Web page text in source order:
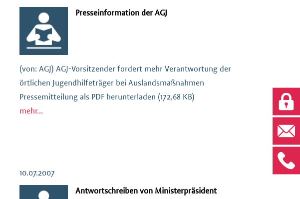
Presseinformation der AGJ
(von: AGJ) AGJ-Vorsitzender fordert mehr Verantwortung der
örtlichen Jugendhilfeträger bei Auslandsmaßnahmen
Pressemitteilung als PDF herunterladen (172,68 KB)
mehr...
10.07.2007
Antwortschreiben von Ministerpräsident